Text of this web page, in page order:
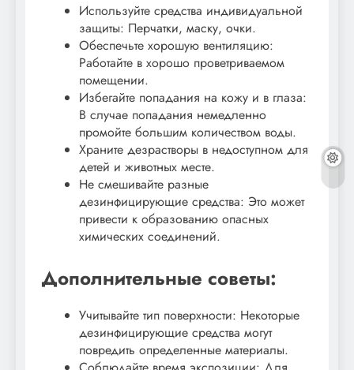
Используйте средства индивидуальной
защиты: Перчатки, маску, очки.
Обеспечьте хорошую вентиляцию:
Работайте в хорошо проветриваемом
помещении.
Избегайте попадания на кожу и в глаза:
В случае попадания немедленно
промойте большим количеством воды.
Храните дезрастворы в недоступном для
детей и животных месте.
Не смешивайте разные
дезинфицирующие средства: Это может
привести к образованию опасных
химических соединений.
Дополнительные советы:
Учитывайте тип поверхности: Некоторые
дезинфицирующие средства могут
повредить определенные материалы.